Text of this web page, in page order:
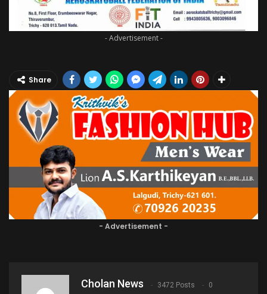
- Advertisement -
Share
- Advertisement -
Cholan News 3472 Posts 0